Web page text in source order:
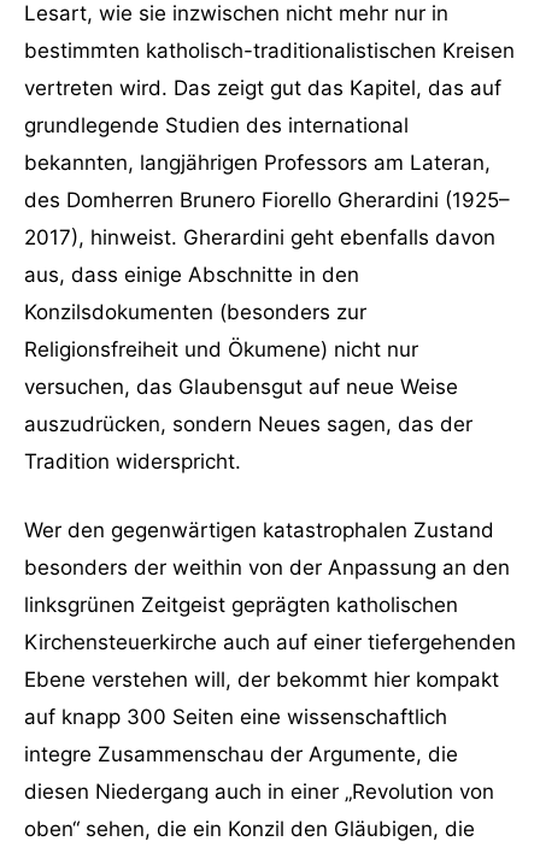
Lesart, wie sie inzwischen nicht mehr nur in
bestimmten katholisch-traditionalistischen Kreisen
vertreten wird. Das zeigt gut das Kapitel, das auf
grundlegende Studien des international
bekannten, langjährigen Professors am Lateran,
des Domherren Brunero Fiorello Gherardini (1925–
2017), hinweist. Gherardini geht ebenfalls davon
aus, dass einige Abschnitte in den
Konzilsdokumenten (besonders zur
Religionsfreiheit und Ökumene) nicht nur
versuchen, das Glaubensgut auf neue Weise
auszudrücken, sondern Neues sagen, das der
Tradition widerspricht.
Wer den gegenwärtigen katastrophalen Zustand
besonders der weithin von der Anpassung an den
linksgrünen Zeitgeist geprägten katholischen
Kirchensteuerkirche auch auf einer tiefergehenden
Ebene verstehen will, der bekommt hier kompakt
auf knapp 300 Seiten eine wissenschaftlich
integre Zusammenschau der Argumente, die
diesen Niedergang auch in einer „Revolution von
oben“ sehen, die ein Konzil den Gläubigen, die